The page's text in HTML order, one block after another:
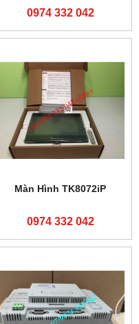
0974 332 042
Màn Hình TK8072iP
0974 332 042